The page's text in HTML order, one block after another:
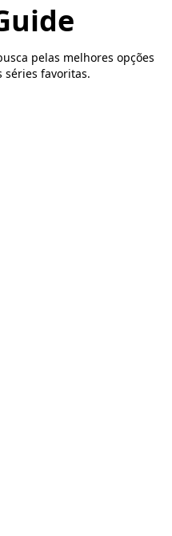
pelas melhores opções
séries favoritas.